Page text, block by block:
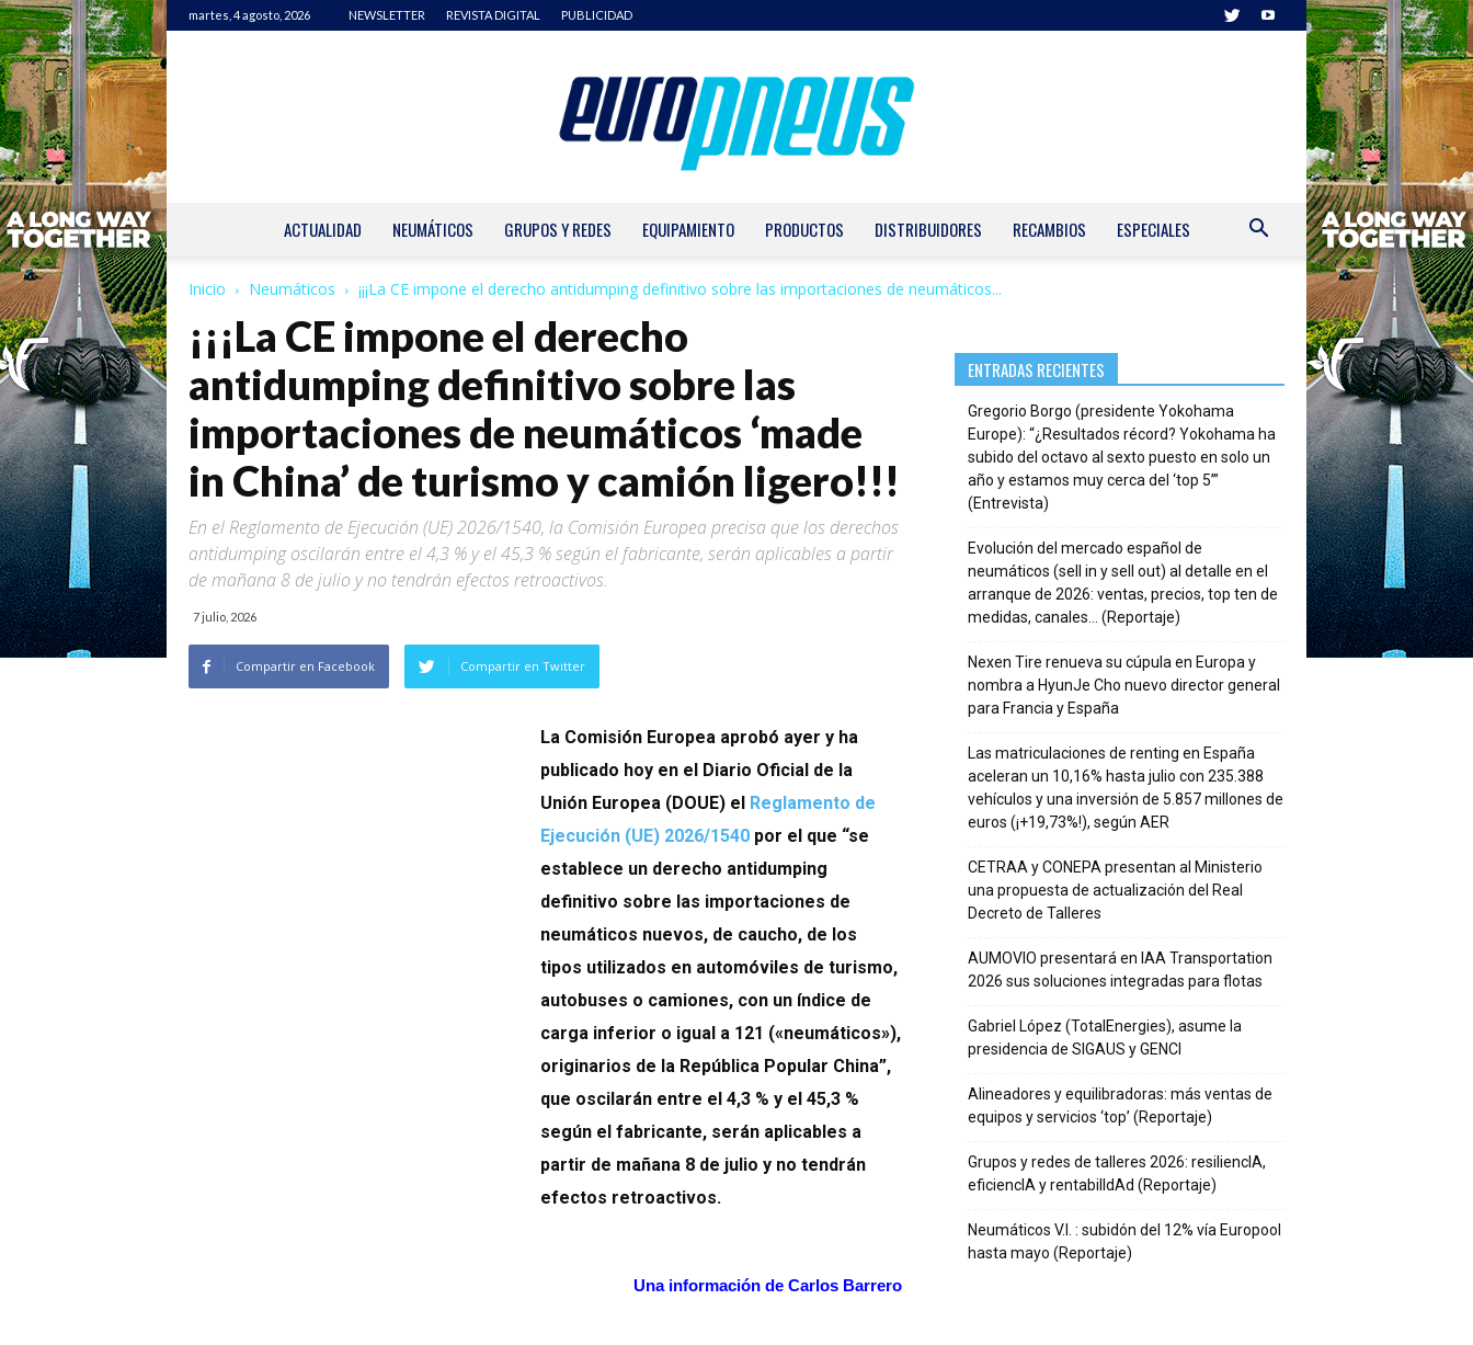
martes, 4 agosto, 2026 NEWSLETTER REVISTA DIGITAL PUBLICIDAD
ACTUALIDAD NEUMÁTICOS GRUPOS Y REDES EQUIPAMIENTO PRODUCTOS DISTRIBUIDORES RECAMBIOS ESPECIALES
Inicio Neumáticos ¡¡¡La CE impone el derecho antidumping definitivo sobre las importaciones de neumáticos...
¡¡¡La CE impone el derecho
antidumping definitivo sobre las
importaciones de neumáticos ‘made
in China’ de turismo y camión ligero!!!
En el Reglamento de Ejecución (UE) 2026/1540, la Comisión Europea precisa que los derechos
antidumping oscilarán entre el 4,3 % y el 45,3 % según el fabricante, serán aplicables a partir
de mañana 8 de julio y no tendrán efectos retroactivos.
7 julio, 2026
Compartir en Facebook Compartir en Twitter
La Comisión Europea aprobó ayer y ha
publicado hoy en el Diario Oficial de la
Unión Europea (DOUE) el
Reglamento de
Ejecución (UE) 2026/1540 por el que “se
establece un derecho antidumping
definitivo sobre las importaciones de
neumáticos nuevos, de caucho, de los
tipos utilizados en automóviles de turismo,
autobuses o camiones, con un índice de
carga inferior o igual a 121 («neumáticos»),
originarios de la República Popular China”,
que oscilarán entre el 4,3 % y el 45,3 %
según el fabricante, serán aplicables a
partir de mañana 8 de julio y no tendrán
efectos retroactivos.
Una información de Carlos Barrero
ENTRADAS RECIENTES
Gregorio Borgo (presidente Yokohama
Europe): “¿Resultados récord? Yokohama ha
subido del octavo al sexto puesto en solo un
año y estamos muy cerca del ‘top 5’”
(Entrevista)
Evolución del mercado español de
neumáticos (sell in y sell out) al detalle en el
arranque de 2026: ventas, precios, top ten de
medidas, canales… (Reportaje)
Nexen Tire renueva su cúpula en Europa y
nombra a HyunJe Cho nuevo director general
para Francia y España
Las matriculaciones de renting en España
aceleran un 10,16% hasta julio con 235.388
vehículos y una inversión de 5.857 millones de
euros (¡+19,73%!), según AER
CETRAA y CONEPA presentan al Ministerio
una propuesta de actualización del Real
Decreto de Talleres
AUMOVIO presentará en IAA Transportation
2026 sus soluciones integradas para flotas
Gabriel López (TotalEnergies), asume la
presidencia de SIGAUS y GENCI
Alineadores y equilibradoras: más ventas de
equipos y servicios ‘top’ (Reportaje)
Grupos y redes de talleres 2026: resiliencIA,
eficiencIA y rentabilIdAd (Reportaje)
Neumáticos V.I. : subidón del 12% vía Europool
hasta mayo (Reportaje)